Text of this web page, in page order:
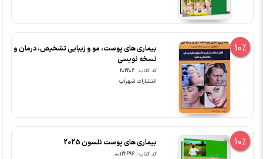
10%
بیماری های پوست، مو و زیبایی تشخیص، درمان و
نسخه نویسی
کد کتاب : 202206
انتشارات شهرآب
10% بیماری های پوست نلسون 2025
کد کتاب : 00122696